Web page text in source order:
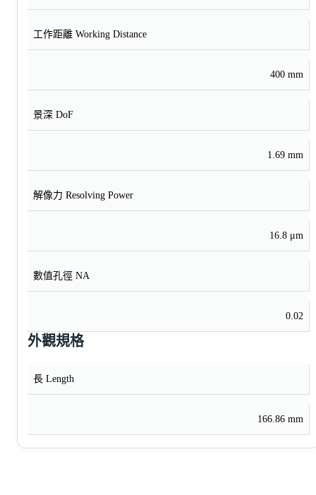
工作距離 Working Distance
400 mm
景深 DoF
1.69 mm
解像力 Resolving Power
16.8 μm
數值孔徑 NA
0.02
外觀規格
長 Length
166.86 mm